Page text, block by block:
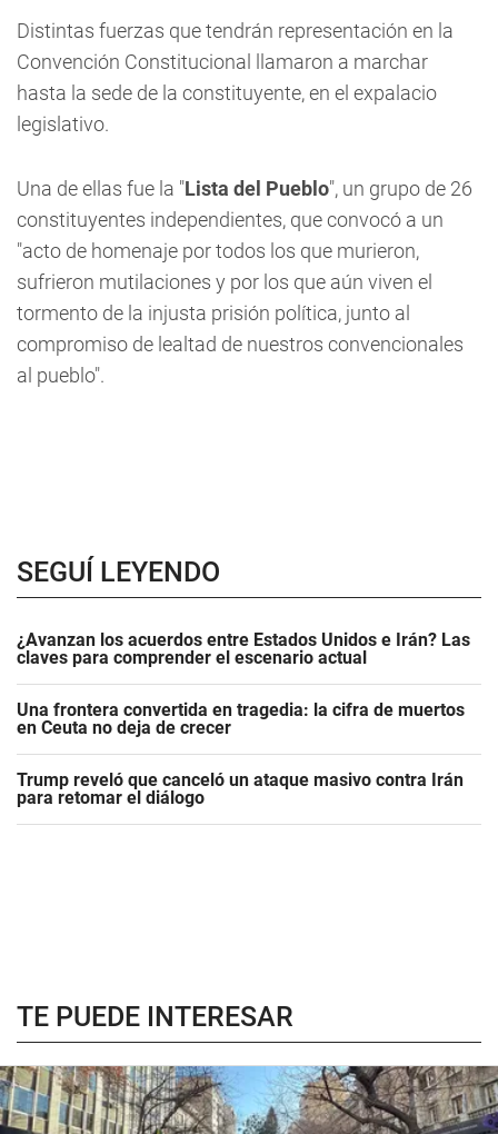
Distintas fuerzas que tendrán representación en la
Convención Constitucional llamaron a marchar
hasta la sede de la constituyente, en el expalacio
legislativo.
Una de ellas fue la "Lista del Pueblo", un grupo de 26
constituyentes independientes, que convocó a un
"acto de homenaje por todos los que murieron,
sufrieron mutilaciones y por los que aún viven el
tormento de la injusta prisión política, junto al
compromiso de lealtad de nuestros convencionales
al pueblo".
SEGUÍ LEYENDO
¿Avanzan los acuerdos entre Estados Unidos e Irán? Las
claves para comprender el escenario actual
Una frontera convertida en tragedia: la cifra de muertos
en Ceuta no deja de crecer
Trump reveló que canceló un ataque masivo contra Irán
para retomar el diálogo
TE PUEDE INTERESAR